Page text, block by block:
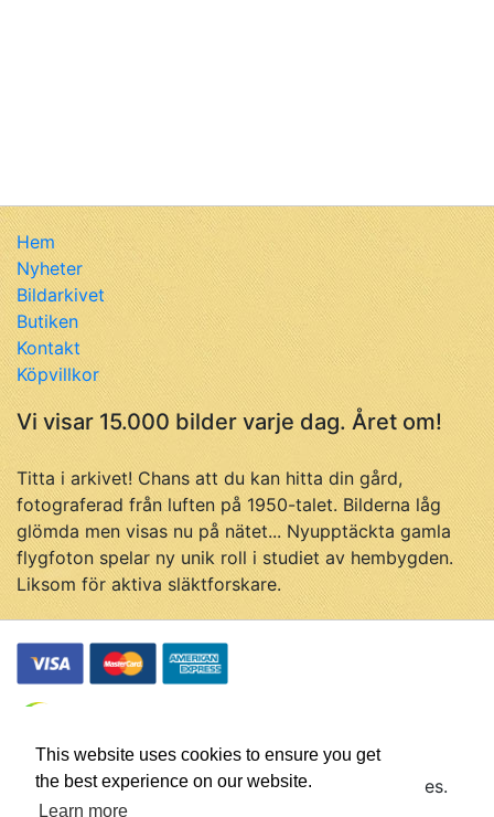
This website uses cookies to ensure you get
the best experience on our website.
Learn more
Hem
Nyheter
Bildarkivet
Butiken
Kontakt
Köpvillkor
Vi visar 15.000 bilder varje dag. Året om!
Titta i arkivet! Chans att du kan hitta din gård,
fotograferad från luften på 1950-talet. Bilderna låg
glömda men visas nu på nätet... Nyupptäckta gamla
flygfoton spelar ny unik roll i studiet av hembygden.
Liksom för aktiva släktforskare.
© Flygfotohistoria, samtliga rättigheter förbehålles.
Företaget Flygfotohistoria drivs av